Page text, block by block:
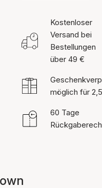
Kostenloser
Versand bei
Bestellungen
über 49 €
möglich für
60 Tage